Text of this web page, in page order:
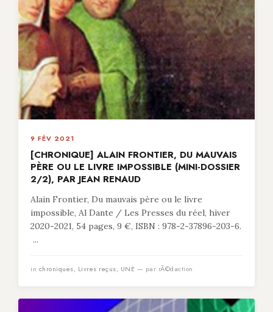
9 FÉV 2021
[CHRONIQUE] ALAIN FRONTIER, DU MAUVAIS
PÈRE OU LE LIVRE IMPOSSIBLE (MINI-DOSSIER
2/2), PAR JEAN RENAUD
Alain Frontier, Du mauvais père ou le livre
impossible, Al Dante / Les Presses du réel, hiver
2020-2021, 54 pages, 9 €, ISBN : 978-2-37896-203-6.
...
in chroniques, Livres reçus, UNE — par rÃ©daction